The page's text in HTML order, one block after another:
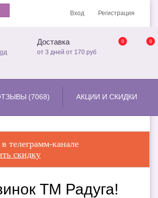
Вход Регистрация
Доставка
от 3 дней от 170 руб
0 0
(7068) АКЦИИ И СКИДКИ
телеграмм-канале
скидку
ТМ Радуга!